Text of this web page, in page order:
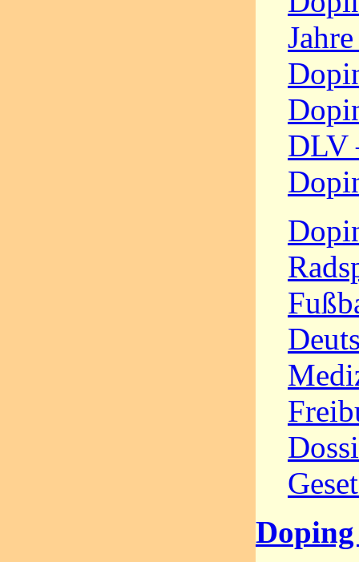
DLV